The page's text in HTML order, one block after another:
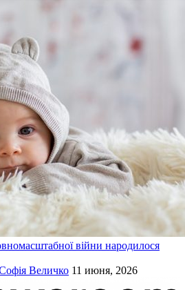
війни народилося
Величко 11 июня, 2026